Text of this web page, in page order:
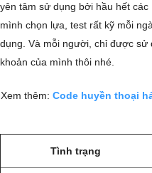
yên tâm sử dụng bởi hầu hết các
mình chọn lựa, test rất kỹ mỗi
dụng. Và mỗi người, chỉ được sử
khoản của mình thôi nhé.
Xem thêm: Code huyền thoại
Tình trạng